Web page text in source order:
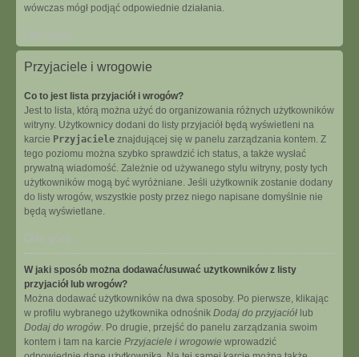
wówczas mógł podjąć odpowiednie działania.
Przyjaciele i wrogowie
Co to jest lista przyjaciół i wrogów?
Jest to lista, którą można użyć do organizowania różnych użytkowników
witryny. Użytkownicy dodani do listy przyjaciół będą wyświetleni na
karcie Przyjaciele znajdującej się w panelu zarządzania kontem. Z
tego poziomu można szybko sprawdzić ich status, a także wysłać
prywatną wiadomość. Zależnie od używanego stylu witryny, posty tych
użytkowników mogą być wyróżniane. Jeśli użytkownik zostanie dodany
do listy wrogów, wszystkie posty przez niego napisane domyślnie nie
będą wyświetlane.
Na górę
W jaki sposób można dodawać/usuwać użytkowników z listy
przyjaciół lub wrogów?
Można dodawać użytkowników na dwa sposoby. Po pierwsze, klikając
w profilu wybranego użytkownika odnośnik Dodaj do przyjaciół lub
Dodaj do wrogów. Po drugie, przejść do panelu zarządzania swoim
kontem i tam na karcie Przyjaciele i wrogowie wprowadzić